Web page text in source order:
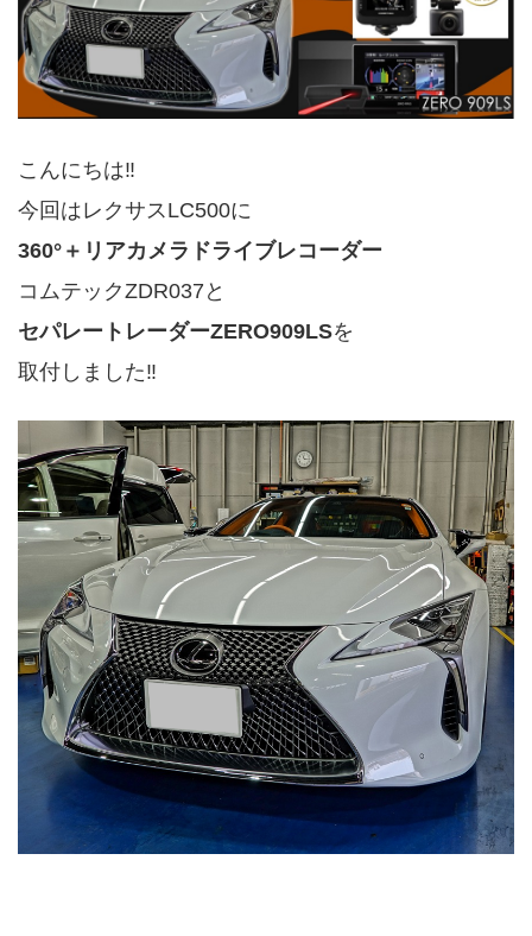
こんにちは‼
今回はレクサスLC500に
360°＋リアカメラドライブレコーダー
コムテックZDR037と
セパレートレーダーZERO909LSを
取付しました‼